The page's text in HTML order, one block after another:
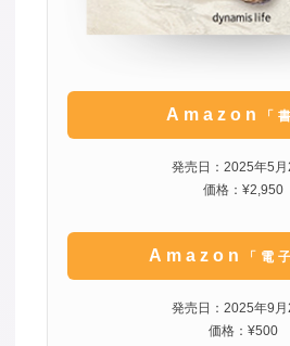
Amazon 「
発売日：2025年5月
価格：¥2,950
Amazon 「電
発売日：2025年9月
価格：¥500